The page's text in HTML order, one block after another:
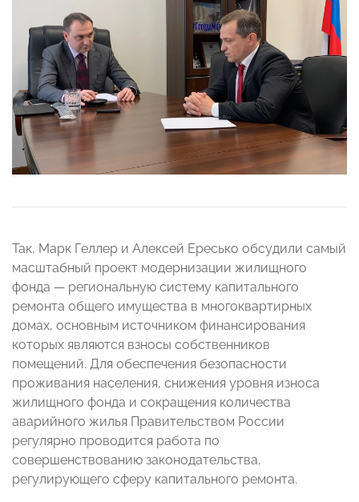
Так, Марк Геллер и Алексей Ересько обсудили самый
масштабный проект модернизации жилищного
фонда — региональную систему капитального
ремонта общего имущества в многоквартирных
домах, основным источником финансирования
которых являются взносы собственников
помещений. Для обеспечения безопасности
проживания населения, снижения уровня износа
жилищного фонда и сокращения количества
аварийного жилья Правительством России
регулярно проводится работа по
совершенствованию законодательства,
регулирующего сферу капитального ремонта.